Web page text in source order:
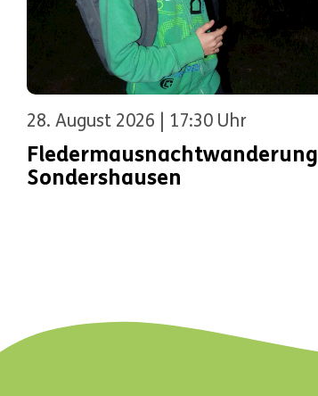
28. August 2026 | 17:30 Uhr
Fledermausnachtwanderung
Sondershausen